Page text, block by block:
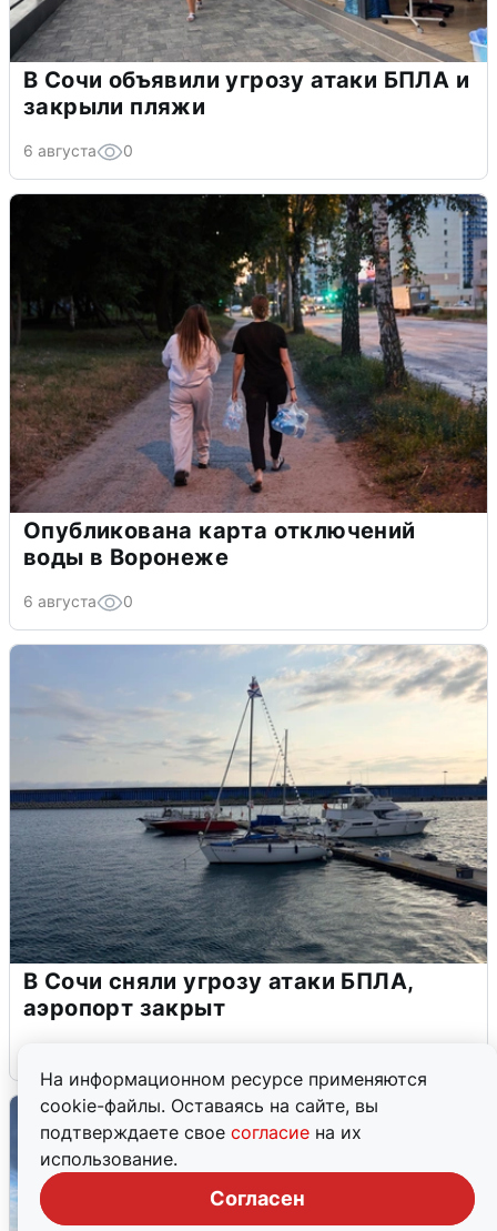
На информационном ресурсе применяются
cookie-файлы. Оставаясь на сайте, вы
подтверждаете свое согласие на их
использование.
Согласен
В Сочи объявили угрозу атаки БПЛА и
закрыли пляжи
6 августа 0
Опубликована карта отключений
воды в Воронеже
6 августа 0
В Сочи сняли угрозу атаки БПЛА,
аэропорт закрыт